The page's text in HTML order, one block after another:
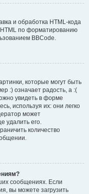
и обработка HTML-кода
по форматированию
BBCode.
которые могут быть
:) означает радость, а :(
увидеть в форме
используя их: они легко
может
удалить его.
количество
сообщениях. Если
вы можете загрузить